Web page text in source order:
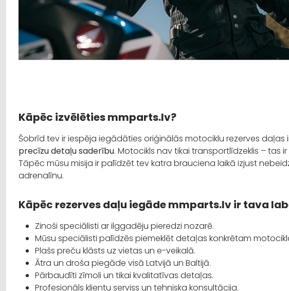
Kāpēc izvēlēties mmparts.lv?
Šobrīd tev ir iespēja iegādāties oriģinālās motociklu rezerves daļas
precīzu detaļu saderību. Motocikls nav tikai transportlīdzeklis – tas
Tāpēc mūsu misija ir palīdzēt tev katra brauciena laikā izjust
adrenalīnu.
Kāpēc rezerves daļu iegāde mmparts.lv ir tava
Zinoši speciālisti ar ilggadēju pieredzi nozarē.
Mūsu speciālisti palīdzēs piemeklēt detaļas konkrētam
Plašs preču klāsts uz vietas un e-veikalā.
Ātra un droša piegāde visā Latvijā un Baltijā.
Pārbaudīti zīmoli un tikai kvalitatīvas detaļas.
Profesionāls klientu serviss un tehniska konsultācija.